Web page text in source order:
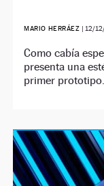
MARIO HERRÁEZ | 12/
Como cabía
presenta una
primer prototipo.